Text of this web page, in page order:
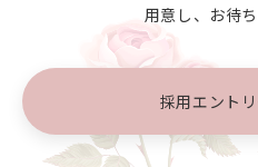
用意し、お待ち
採用エント